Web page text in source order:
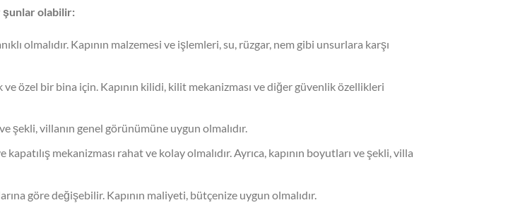
şunlar olabilir:
olmalıdır. Kapının malzemesi ve işlemleri, su, rüzgar, nem gibi unsurlara karşı
özel bir bina için. Kapının kilidi, kilit mekanizması ve diğer güvenlik özellikleri
şekli, villanın genel görünümüne uygun olmalıdır.
mekanizması rahat ve kolay olmalıdır. Ayrıca, kapının boyutları ve şekli, villa
göre değişebilir. Kapının maliyeti, bütçenize uygun olmalıdır.